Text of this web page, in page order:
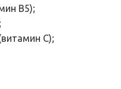
B5);
C);